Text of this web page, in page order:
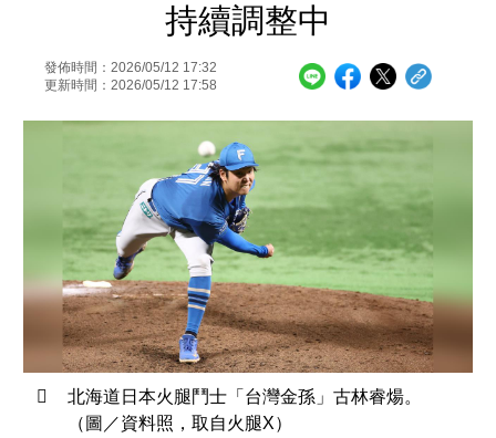
持續調整中
發佈時間：2026/05/12 17:32
更新時間：2026/05/12 17:58
北海道日本火腿鬥士「台灣金孫」古林睿煬。
（圖／資料照，取自火腿X）